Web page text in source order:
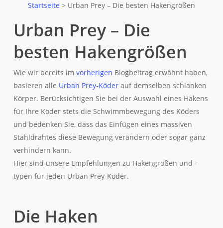
Startseite > Urban Prey – Die besten Hakengrößen
Urban Prey – Die
besten Hakengrößen
Wie wir bereits imvorherigen Blogbeitrag erwähnt haben,
basieren alle Urban Prey-Köder auf demselben schlanken
Körper. Berücksichtigen Sie bei der Auswahl eines Hakens
für Ihre Köder stets die Schwimmbewegung des Köders
und bedenken Sie, dass das Einfügen eines massiven
Stahldrahtes diese Bewegung verändern oder sogar ganz
verhindern kann.
Hier sind unsere Empfehlungen zu Hakengrößen und -
typen für jeden Urban Prey-Köder.
Die Haken